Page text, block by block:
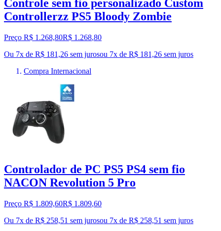
Controle sem fio personalizado Custom
Controllerzz PS5 Bloody Zombie
Preço R$ 1.268,80R$ 1.268,80
Ou 7x de R$ 181,26 sem jurosou 7x de R$ 181,26 sem juros
Compra Internacional
Controlador de PC PS5 PS4 sem fio
NACON Revolution 5 Pro
Preço R$ 1.809,60R$ 1.809,60
Ou 7x de R$ 258,51 sem jurosou 7x de R$ 258,51 sem juros